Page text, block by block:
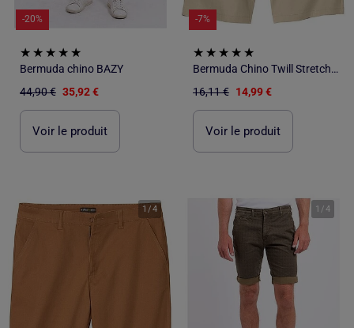
-20%
Bermuda chino BAZY
44,90 € 35,92 €
Voir le produit
-7%
Bermuda Chino Twill Stretch - ATLAS FOR MEN
16,11 € 14,99 €
Voir le produit
1 /4 1 /4